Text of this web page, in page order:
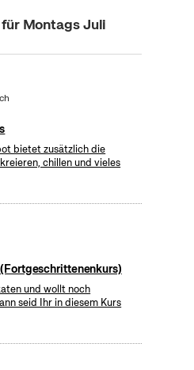
Montags Juli
bietet zusätzlich die
chillen und vieles
und wollt noch
seid Ihr in diesem Kurs